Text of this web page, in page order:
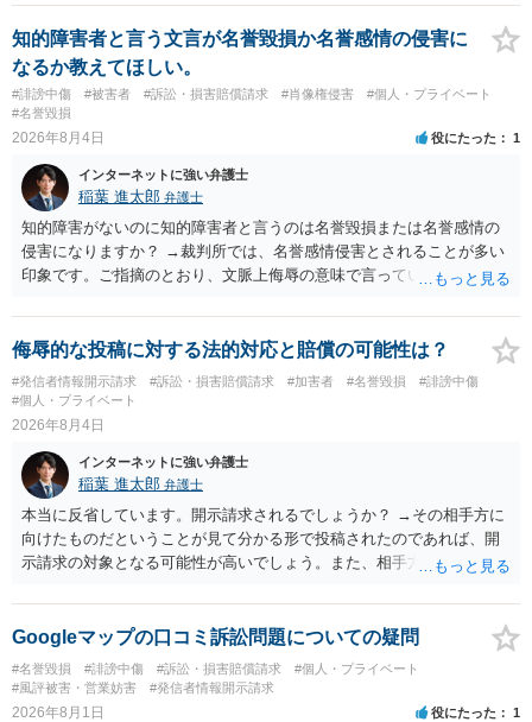
いでしょう。７月中にアカウントが削除されている場合、今から進め
ても失敗する可能性が高いように思われます。 相手を特定できた場
合、相手に全ての弁護士費用を負担させることは可能でしょうか？ →
訴訟外の交渉で相手方が認めれば負担させることができるでしょう。
訴訟で判決となった場合は、実際の弁護士費用が認められる場合と認
められない場合があり何ともいえないところでしょう。
知的障害者と言う文言が名誉毀損か名誉感情の侵害に
なるか教えてほしい。
#誹謗中傷 #被害者 #訴訟・損害賠償請求 #肖像権侵害
#個人・プライベート
#名誉毀損
2026年8月4日 役にたった 1
インターネットに強い弁護士
稲葉 進太郎 弁護士
知的障害がないのに知的障害者と言うのは名誉毀損または名誉感情の
侵害になりますか？ →裁判所では、名誉感情侵害とされることが多い
印象です。ご指摘のとおり、文脈上侮辱の意味で言っている点も加味
侮辱的な投稿に対する法的対応と賠償の可能性は？
#発信者情報開示請求 #訴訟・損害賠償請求 #加害者 #名誉毀損
#誹謗中傷
#個人・プライベート
2026年8月4日
インターネットに強い弁護士
稲葉 進太郎 弁護士
本当に反省しています。開示請求されるでしょうか？ →その相手方に
向けたものだということが見て分かる形で投稿されたのであれば、開
示請求の対象となる可能性が高いでしょう。また、相手方の投稿した
と存じます。発信者情報開示請求が進むと、投稿に使った回線の契約
者のところに、意見照会がなされます。アカウント情報開示の場合
は、アカウントの登録メールに意見照会がなされます。 また、された
場合賠償金はいくらでしょうか。 →ケースバイケースであり、数万円
から１００万単位まで様々でしょう。裁判外であれば交渉して相手方
Googleマップの口コミ訴訟問題についての疑問
#名誉毀損 #誹謗中傷 #訴訟・損害賠償請求
#個人・プライベート
#風評被害・営業妨害
#発信者情報開示請求
2026年8月1日 役にたった 1